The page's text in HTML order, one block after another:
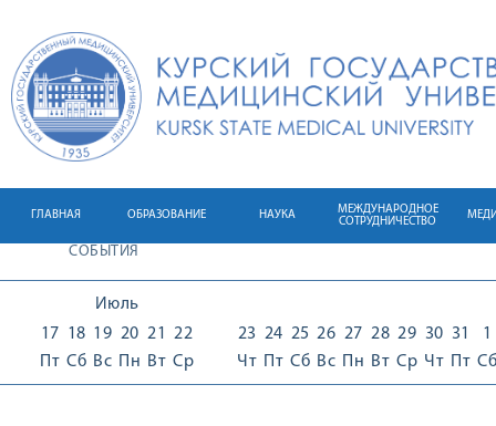
ГЛАВНАЯ ОБРАЗОВАНИЕ НАУКА
МЕЖДУНАРОДНОЕ
СОТРУДНИЧЕСТВО
СОБЫТИЯ
Июль
17
Пт
18
Сб
19
Вс
20
Пн
21
Вт
22
Ср
23
Чт
24
Пт
25
Сб
26
Вс
27
Пн
28
Вт
29
Ср
30
Чт
31
Пт
1
Сб